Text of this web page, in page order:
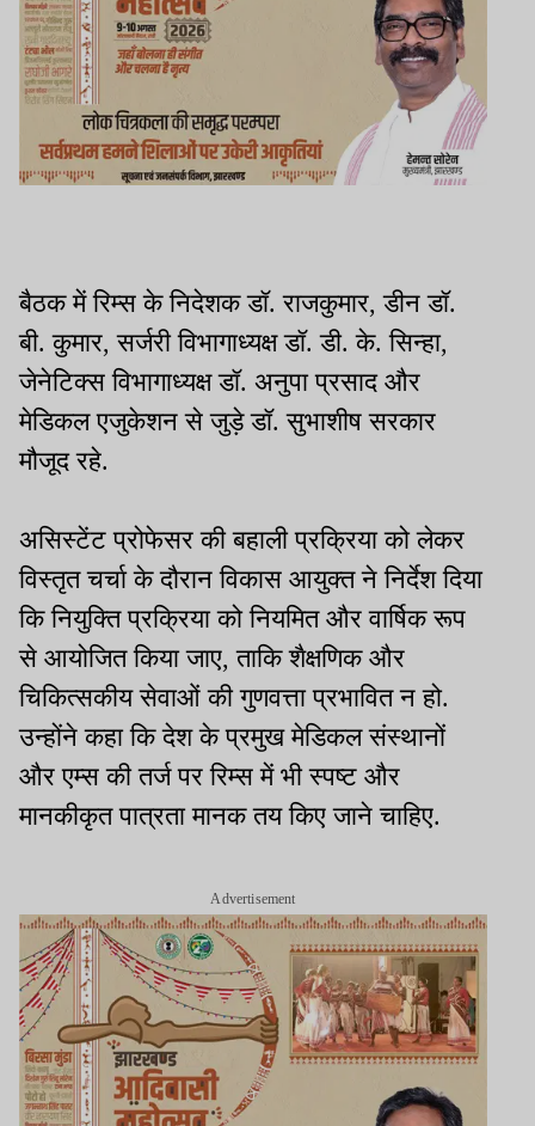
बैठक में रिम्स के निदेशक डॉ. राजकुमार, डीन डॉ.
बी. कुमार, सर्जरी विभागाध्यक्ष डॉ. डी. के. सिन्हा,
जेनेटिक्स विभागाध्यक्ष डॉ. अनुपा प्रसाद और
मेडिकल एजुकेशन से जुड़े डॉ. सुभाशीष सरकार
मौजूद रहे.
असिस्टेंट प्रोफेसर की बहाली प्रक्रिया को लेकर
विस्तृत चर्चा के दौरान विकास आयुक्त ने निर्देश दिया
कि नियुक्ति प्रक्रिया को नियमित और वार्षिक रूप
से आयोजित किया जाए, ताकि शैक्षणिक और
चिकित्सकीय सेवाओं की गुणवत्ता प्रभावित न हो.
उन्होंने कहा कि देश के प्रमुख मेडिकल संस्थानों
और एम्स की तर्ज पर रिम्स में भी स्पष्ट और
मानकीकृत पात्रता मानक तय किए जाने चाहिए.
Advertisement